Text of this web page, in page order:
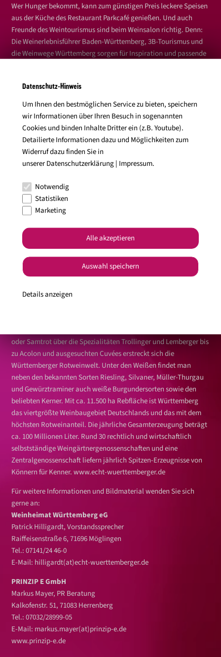
Wer Hunger bekommt, kann zum günstigen Preis leckere Speisen
aus der Küche des Restaurant Parkcafé genießen. Und auch
Freunde des Weintourismus sind beim Weinsalon richtig. Denn:
Die Weinerlebnisführer Baden-Württemberg, 3B-Tourismus und
die Weinwege Württemberg sorgen für Inspiration und passende
Veranstaltungsortes direkt am Ludwigsburger Hauptbahnhof. Sie
ermöglicht eine problemlose An- und Abfahrt mit öffentlichen
Verkehrsmitteln. Damit ist auch der sichere Weg nach Hause
gesichert.
Foto: Weinheimat Württemberg
oder Samtrot über die Spezialitäten Trollinger und Lemberger bis
zu Acolon und ausgesuchten Cuvées erstreckt sich die
Württemberger Rotweinwelt. Unter den Weißen findet man
neben den bekannten Sorten Riesling, Silvaner, Müller-Thurgau
und Gewürztraminer auch weiße Burgundersorten sowie den
beliebten Kerner. Mit ca. 11.500 ha Rebfläche ist Württemberg
das viertgrößte Weinbaugebiet Deutschlands und das mit dem
höchsten Rotweinanteil. Die jährliche Gesamterzeugung beträgt
ca. 100 Millionen Liter. Rund 30 rechtlich und wirtschaftlich
selbstständige Weingärtnergenossenschaften und eine
Zentralgenossenschaft liefern jährlich Spitzen-Erzeugnisse von
Könnern für Kenner.www.echt-wuerttemberger.de
Für weitere Informationen und Bildmaterial wenden Sie sich
gerne an:
Weinheimat Württemberg eG
Patrick Hilligardt, Vorstandssprecher
Raiffeisenstraße 6, 71696 Möglingen
Tel.: 07141/24 46-0
E-Mail: hilligardt(at)echt-wuerttemberger.de
PRINZIP E GmbH
Markus Mayer, PR Beratung
Kalkofenstr. 51, 71083 Herrenberg
Tel.: 07032/28999-05
E-Mail: markus.mayer(at)prinzip-e.de
www.prinzip-e.de
Datenschutz-Hinweis
Um Ihnen den bestmöglichen Service zu bieten, speichern
wir Informationen über Ihren Besuch in sogenannten
Cookies und binden Inhalte Dritter ein (z.B. Youtube).
Detailierte Informationen dazu und Möglichkeiten zum
Widerruf dazu finden Sie in
unsererDatenschutzerklärung| Impressum.
Notwendig
Statistiken
Marketing
Details anzeigen
Auswahl speichern
Alle akzeptieren